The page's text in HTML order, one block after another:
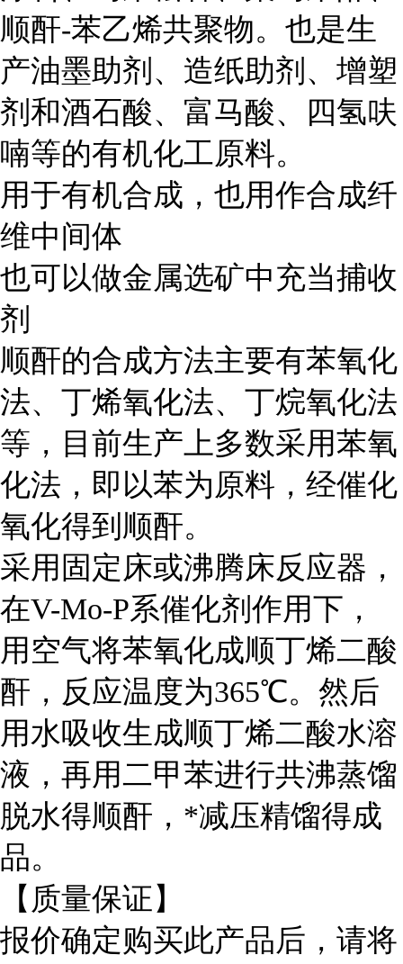
顺酐-苯乙烯共聚物。也是生
产油墨助剂、造纸助剂、增塑
剂和酒石酸、富马酸、四氢呋
喃等的有机化工原料。
用于有机合成，也用作合成纤
维中间体
也可以做金属选矿中充当捕收
剂
顺酐的合成方法主要有苯氧化
法、丁烯氧化法、丁烷氧化法
等，目前生产上多数采用苯氧
化法，即以苯为原料，经催化
氧化得到顺酐。
采用固定床或沸腾床反应器，
在V-Mo-P系催化剂作用下，
用空气将苯氧化成顺丁烯二酸
酐，反应温度为365℃。然后
用水吸收生成顺丁烯二酸水溶
液，再用二甲苯进行共沸蒸馏
脱水得顺酐，*减压精馏得成
品。
【质量保证】
报价确定购买此产品后，请将